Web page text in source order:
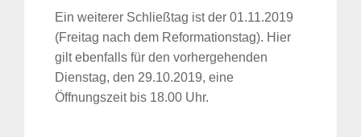
Ein weiterer Schließtag ist der 01.11.2019
(Freitag nach dem Reformationstag). Hier
gilt ebenfalls für den vorhergehenden
Dienstag, den 29.10.2019, eine
Öffnungszeit bis 18.00 Uhr.